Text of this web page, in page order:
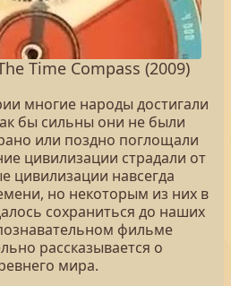
Time Compass (2009)
многие народы достигали
бы сильны они не были
или поздно поглощали
цивилизации страдали от
цивилизации навсегда
но некоторым из них в
сохраниться до наших
фильме
рассказывается о
мира.